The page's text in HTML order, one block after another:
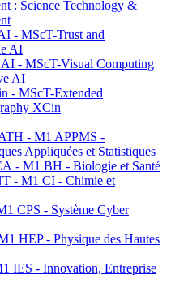
: Science Technology &
- MScT-Trust and
AI
- MScT-Visual Computing
AI
- MScT-Extended
XCin
- M1 APPMS -
Appliquées et Statistiques
- M1 BH - Biologie et Santé
- M1 CI - Chimie et
CPS - Système Cyber
HEP - Physique des Hautes
IES - Innovation, Entreprise